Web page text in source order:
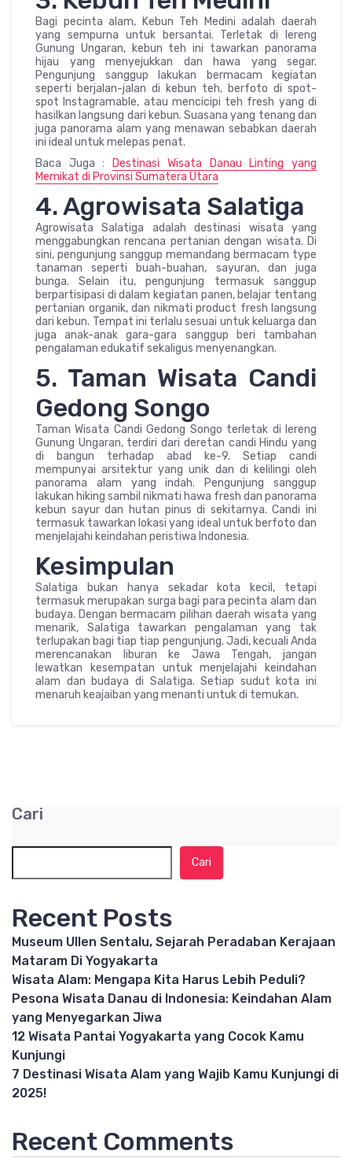
Bagi pecinta alam, Kebun Teh Medini adalah daerah
yang sempurna untuk bersantai. Terletak di lereng
Gunung Ungaran, kebun teh ini tawarkan panorama
hijau yang menyejukkan dan hawa yang segar.
Pengunjung sanggup lakukan bermacam kegiatan
seperti berjalan-jalan di kebun teh, berfoto di spot-
spot Instagramable, atau mencicipi teh fresh yang di
hasilkan langsung dari kebun. Suasana yang tenang dan
juga panorama alam yang menawan sebabkan daerah
ini ideal untuk melepas penat.
Baca Juga :
Destinasi Wisata Danau Linting yang
Memikat di Provinsi Sumatera Utara
4. Agrowisata Salatiga
Agrowisata Salatiga adalah destinasi wisata yang
menggabungkan rencana pertanian dengan wisata. Di
sini, pengunjung sanggup memandang bermacam type
tanaman seperti buah-buahan, sayuran, dan juga
bunga. Selain itu, pengunjung termasuk sanggup
berpartisipasi di dalam kegiatan panen, belajar tentang
pertanian organik, dan nikmati product fresh langsung
dari kebun. Tempat ini terlalu sesuai untuk keluarga dan
juga anak-anak gara-gara sanggup beri tambahan
pengalaman edukatif sekaligus menyenangkan.
5. Taman Wisata Candi
Gedong Songo
Taman Wisata Candi Gedong Songo terletak di lereng
Gunung Ungaran, terdiri dari deretan candi Hindu yang
di bangun terhadap abad ke-9. Setiap candi
mempunyai arsitektur yang unik dan di kelilingi oleh
panorama alam yang indah. Pengunjung sanggup
lakukan hiking sambil nikmati hawa fresh dan panorama
kebun sayur dan hutan pinus di sekitarnya. Candi ini
termasuk tawarkan lokasi yang ideal untuk berfoto dan
menjelajahi keindahan peristiwa Indonesia.
Kesimpulan
Salatiga bukan hanya sekadar kota kecil, tetapi
termasuk merupakan surga bagi para pecinta alam dan
budaya. Dengan bermacam pilihan daerah wisata yang
menarik, Salatiga tawarkan pengalaman yang tak
terlupakan bagi tiap tiap pengunjung. Jadi, kecuali Anda
merencanakan liburan ke Jawa Tengah, jangan
lewatkan kesempatan untuk menjelajahi keindahan
alam dan budaya di Salatiga. Setiap sudut kota ini
menaruh keajaiban yang menanti untuk di temukan.
Cari
Cari
Recent Posts
Museum Ullen Sentalu, Sejarah Peradaban Kerajaan
Mataram Di Yogyakarta
Wisata Alam: Mengapa Kita Harus Lebih Peduli?
Pesona Wisata Danau di Indonesia: Keindahan Alam
yang Menyegarkan Jiwa
12 Wisata Pantai Yogyakarta yang Cocok Kamu
Kunjungi
7 Destinasi Wisata Alam yang Wajib Kamu Kunjungi di
2025!
Recent Comments